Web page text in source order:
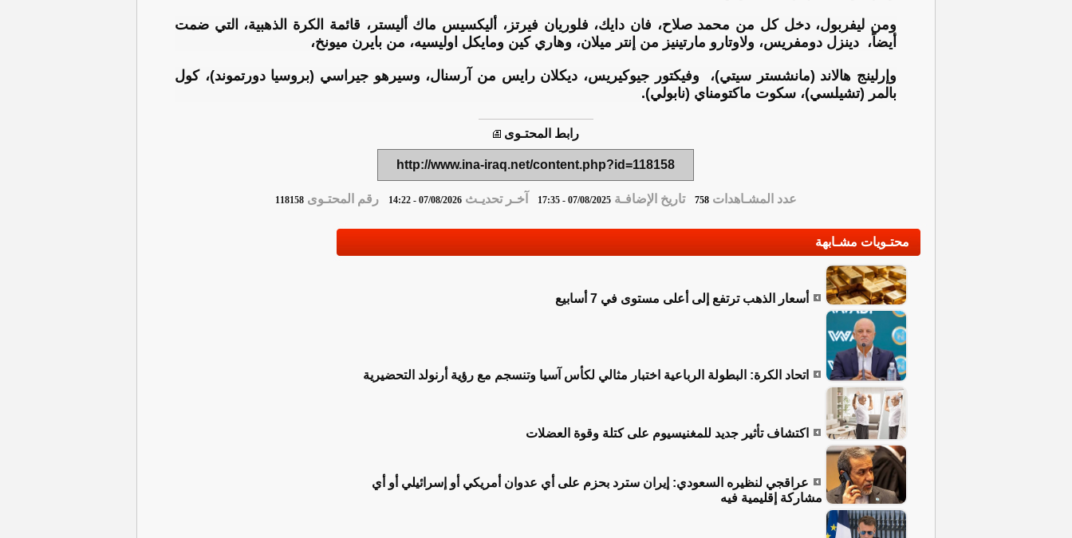
ومن ليفربول، دخل كل من محمد صلاح، فان دايك، فلوريان فيرتز، أليكسيس ماك أليستر، قائمة الكرة الذهبية، التي ضمت
أيضاً، دينزل دومفريس، ولاوتارو مارتينيز من إنتر ميلان، وهاري كين ومايكل اوليسيه، من بايرن ميونخ،
‏‎وإرلينج هالاند (مانشستر سيتي)، وفيكتور جيوكيريس، ‎ديكلان رايس من آرسنال، وسيرهو جيراسي (بروسيا دورتموند)، كول
بالمر (تشيلسي)، سكوت ماكتومناي (نابولي).
رابط المحتـوى
http://www.ina-iraq.net/content.php?id=118158
عدد المشـاهدات758 تاريخ الإضافـة07/08/2025 - 17:35 آخـر تحديـث07/08/2026 - 14:22 رقم المحتـوى118158
محتـويات مشـابهة
أسعار الذهب ترتفع إلى أعلى مستوى في 7 أسابيع
اتحاد الكرة: البطولة الرباعية اختبار مثالي لكأس آسيا وتنسجم مع رؤية أرنولد التحضيرية
اكتشاف تأثير جديد للمغنيسيوم على كتلة وقوة العضلات
عراقجي لنظيره السعودي: إيران سترد بحزم على أي عدوان أمريكي أو إسرائيلي أو أي
مشاركة إقليمية فيه